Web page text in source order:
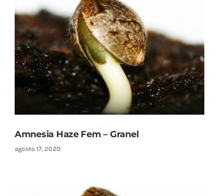
Amnesia Haze Fem – Granel
agosto 17, 2020